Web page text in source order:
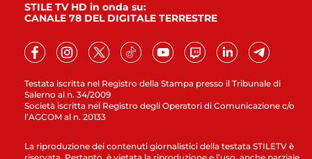
Testata iscritta nel Registro della Stampa presso il Tribunale di
Salerno al n. 34/2009
Società iscritta nel Registro degli Operatori di Comunicazione c/o
l’AGCOM al n. 20133
STILE TV HD in onda su:
CANALE 78 DEL DIGITALE TERRESTRE
La riproduzione dei contenuti giornalistici della testata STILETV è